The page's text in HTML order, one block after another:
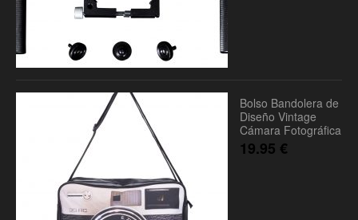
Bolso Bandolera de
Diseño Vintage
Cámara Fotográfica
19.95 €